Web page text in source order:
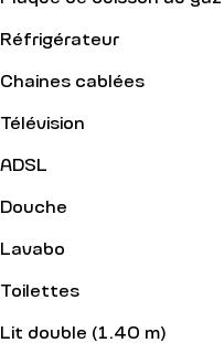
Réfrigérateur
Chaines cablées
Télévision
ADSL
Douche
Lavabo
Toilettes
Lit double (1.40 m)